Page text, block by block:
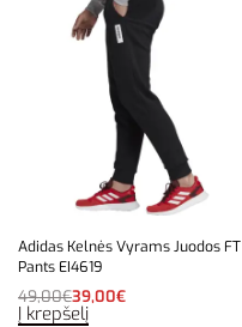
Adidas Kelnės Vyrams Juodos FT
Pants EI4619
49,00€39,00€
Į krepšelį